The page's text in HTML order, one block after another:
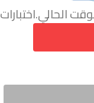
الحالي.اختبارات